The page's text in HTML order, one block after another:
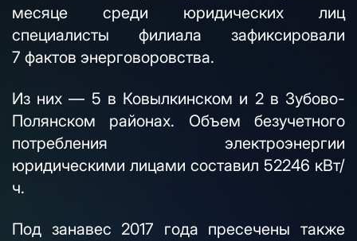
месяце среди юридических лиц
специалисты филиала зафиксировали
7 фактов энерговоровства.
Из них — 5 в Ковылкинском и 2 в Зубово-
Полянском районах. Объем безучетного
потребления электроэнергии
юридическими лицами составил 52246 кВт/
ч.
Под занавес 2017 года пресечены также